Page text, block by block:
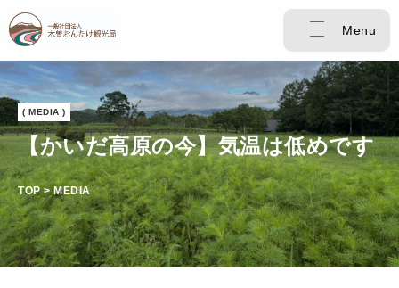
Menu
( MEDIA )
【かいだ高原の今】気温は低めです
TOP > MEDIA